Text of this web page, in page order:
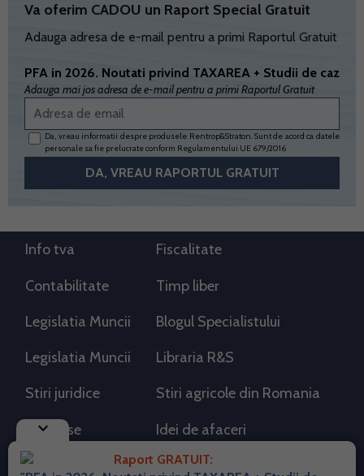
Va oferim CADOU un Raport Special Gratuit
Adauga adresa de e-mail pentru a primi Raportul Gratuit
PFA in 2026. Noutati privind TAXAREA + Studii de caz
Adauga mai jos adresa de e-mail pentru a primi Raportul Gratuit
Da, vreau informatii despre produsele Rentrop&Straton. Sunt de acord ca datele
personale sa fie prelucrate conform Regulamentului UE 679/2016
keyboard_arrow_down
Raport GRATUIT:
Info tva Fiscalitate
Contabilitate Timp liber
Legislatia Muncii Blogul Specialistului
Legislatia Muncii Libraria R&S
Stiri juridice Stiri agricole din Romania
AdSense Idei de afaceri